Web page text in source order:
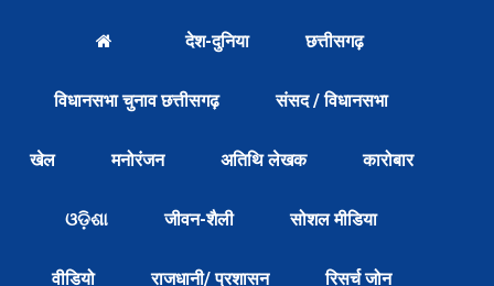
देश-दुनिया छत्तीसगढ़
विधानसभा चुनाव छत्तीसगढ़ संसद / विधानसभा
खेल मनोरंजन अतिथि लेखक कारोबार
ଓଡ଼ିଶା जीवन-शैली सोशल मीडिया
वीडियो राजधानी/ प्रशासन रिसर्च जोन